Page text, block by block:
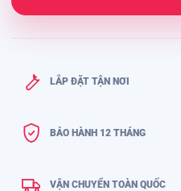
LẮP ĐẶT TẬN NƠI
BẢO HÀNH 12 THÁNG
VẬN CHUYỂN TOÀN QUỐC